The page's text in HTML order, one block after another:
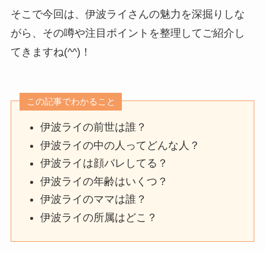
そこで今回は、伊波ライさんの魅力を深掘りしな
がら、その噂や注目ポイントを整理してご紹介し
てきますね(^^)！
この記事でわかること
伊波ライの前世は誰？
伊波ライの中の人ってどんな人？
伊波ライは顔バレしてる？
伊波ライの年齢はいくつ？
伊波ライのママは誰？
伊波ライの所属はどこ？